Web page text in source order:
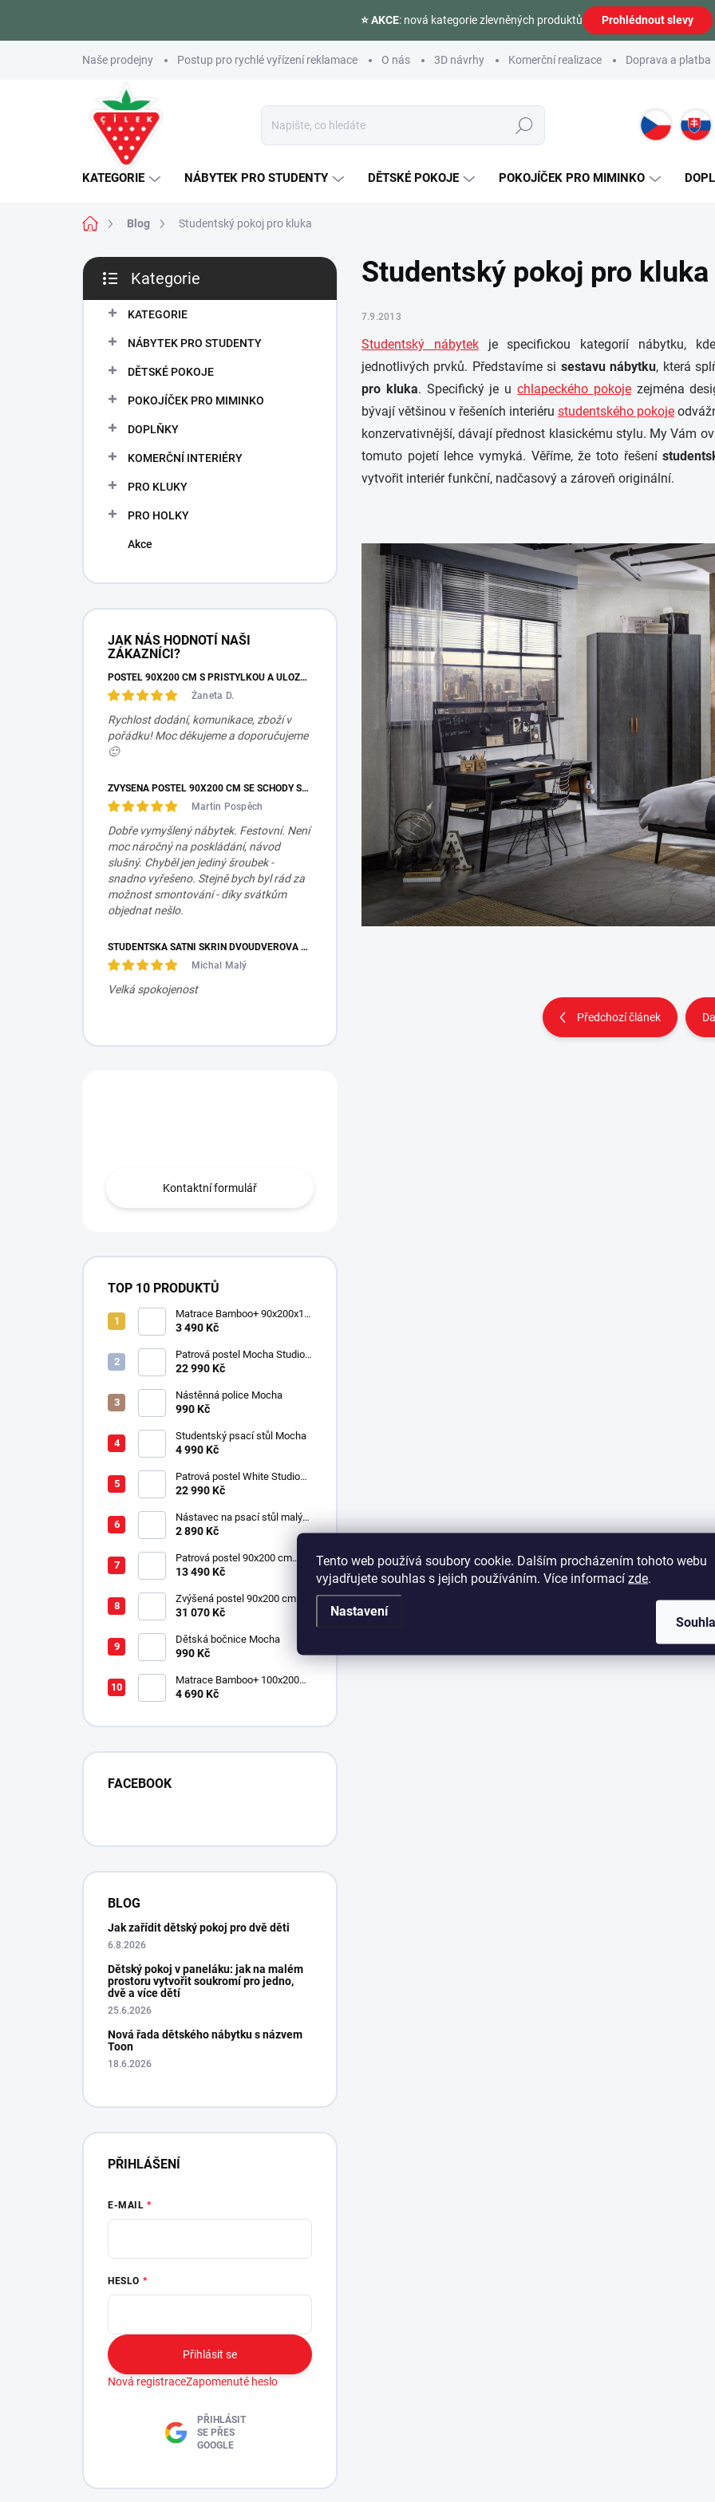
⭐ AKCE: nová kategorie zlevněných produktů Prohlédnout slevy
Tento web používá soubory cookie. Dalším procházením tohoto webu
vyjadřujete souhlas s jejich používáním. Více informací zde.
Nastavení
Naše prodejny Postup pro rychlé vyřízení reklamace O nás 3D návrhy Komerční realizace Doprava a platba
Hledat
KATEGORIE NÁBYTEK PRO STUDENTY DĚTSKÉ POKOJE POKOJÍČEK PRO MIMINKO
Domů Blog Studentský pokoj pro kluka
P
s
kategorie
Kategorie
KATEGORIE
NÁBYTEK PRO STUDENTY
DĚTSKÉ POKOJE
POKOJÍČEK PRO MIMINKO
DOPLŇKY
KOMERČNÍ INTERIÉRY
PRO KLUKY
PRO HOLKY
Akce
JAK NÁS HODNOTÍ NAŠI
ZÁKAZNÍCI?
POSTEL 90X200 CM S PŘISTÝLKOU A ÚLOŽNÝM PROSTOREM MOCHA STUDIO
Žaneta D.
Rychlost dodání, komunikace, zboží v
pořádku! Moc děkujeme a doporučujeme
🙂
ZVÝŠENÁ POSTEL 90X200 CM SE SCHODY SET MOCHA STUDIO
Martin Pospěch
Dobře vymyšlený nábytek. Festovní. Není
moc náročný na poskládání, návod
slušný. Chyběl jen jediný šroubek -
snadno vyřešeno. Stejně bych byl rád za
možnost smontování - díky svátkům
objednat nešlo.
STUDENTSKÁ ŠATNÍ SKŘÍŇ DVOUDVEŘOVÁ TRIO
Michal Malý
Velká spokojenost
Kontaktní formulář
TOP 10 PRODUKTŮ
Matrace Bamboo+ 90x200x16
cm
3 490 Kč
Patrová postel Mocha Studio
pro 3 děti 90x200 cm s
22 990 Kč
Nástěnná police Mocha
990 Kč
Studentský psací stůl Mocha
4 990 Kč
Patrová postel White Studio
pro 3 děti 90x200 cm s
22 990 Kč
Nástavec na psací stůl malý
Mocha
2 890 Kč
Patrová postel 90x200 cm
Mocha
13 490 Kč
Zvýšená postel 90x200 cm se
schody SET Mocha Studio
31 070 Kč
Dětská bočnice Mocha
990 Kč
Matrace Bamboo+ 100x200
cm
4 690 Kč
FACEBOOK
BLOG
Jak zařídit dětský pokoj pro dvě děti
6.8.2026
Dětský pokoj v paneláku: jak na malém
prostoru vytvořit soukromí pro jedno,
dvě a více dětí
25.6.2026
Nová řada dětského nábytku s názvem
Toon
18.6.2026
PŘIHLÁŠENÍ
E-MAIL
HESLO
Přihlásit se
Nová registraceZapomenuté heslo
PŘIHLÁSIT
SE PŘES
GOOGLE
Studentský pokoj pro kluka
7.9.2013
Studentský nábytekje specifickou kategorií nábytku,
jednotlivých prvků. Představíme si sestavu nábytku, která
pro kluka. Specifický je uchlapeckého pokojezejména
bývají většinou v řešeních interiéru studentského pokoje
konzervativnější, dávají přednost klasickému stylu. My Vám
tomuto pojetí lehce vymyká. Věříme, že toto řešení
vytvořit interiér funkční, nadčasový a zároveň originální.
Předchozí článek